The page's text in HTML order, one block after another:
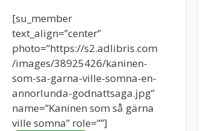
[su_member
text_align=”center”
photo=”https://s2.adlibris.com
/images/38925426/kaninen-
som-sa-garna-ville-somna-en-
annorlunda-godnattsaga.jpg”
name=”Kaninen som så gärna
ville somna” role=””]